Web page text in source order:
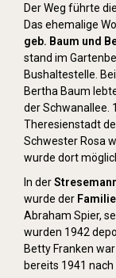
Der Weg führte
Das ehemalige
geb. Baum und
stand im
Bushaltestelle.
Bertha Baum
der Schwanallee.
Theresienstadt
Schwester Rosa
wurde dort
In der
wurde der
Abraham Spier,
wurden 1942
Betty Franken
bereits 1941